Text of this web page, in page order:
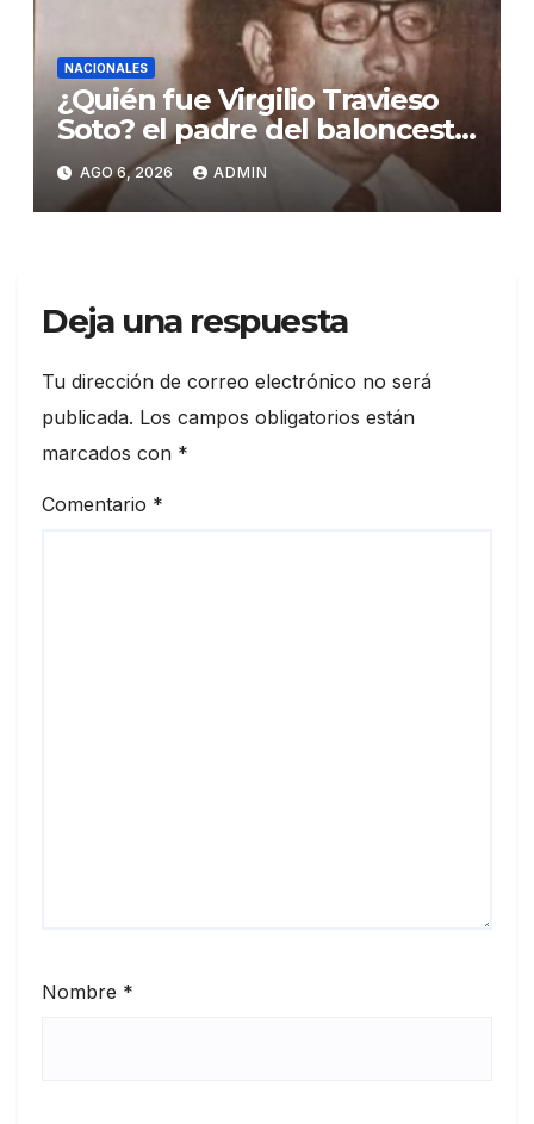
NACIONALES
¿Quién fue Virgilio Travieso
Soto? el padre del baloncesto
dominicano
AGO 6, 2026 ADMIN
Deja una respuesta
Tu dirección de correo electrónico no será
publicada. Los campos obligatorios están
marcados con *
Comentario *
Nombre *